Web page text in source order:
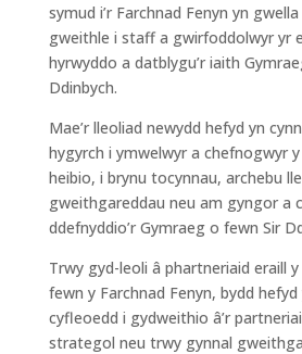
symud i’r Farchnad Fenyn yn
gweithle i staff a gwirfoddolwyr yr
hyrwyddo a datblygu’r iaith
Ddinbych.
Mae’r lleoliad newydd hefyd yn
hygyrch i ymwelwyr a chefnogwyr
heibio, i brynu tocynnau, archebu
gweithgareddau neu am gyngor a
ddefnyddio’r Gymraeg o fewn Sir
Trwy gyd-leoli â phartneriaid eraill
fewn y Farchnad Fenyn, bydd
cyfleoedd i gydweithio â’r
strategol neu trwy gynnal